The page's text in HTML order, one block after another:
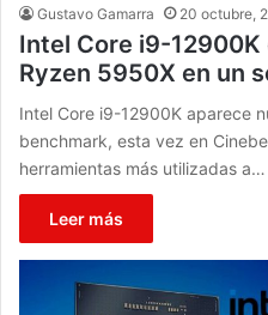
Gustavo Gamarra 20 octubre,
Intel Core i9-12900K
Ryzen 5950X en un
Intel Core i9-12900K aparece
benchmark, esta vez en
herramientas más utilizadas a…
Leer más